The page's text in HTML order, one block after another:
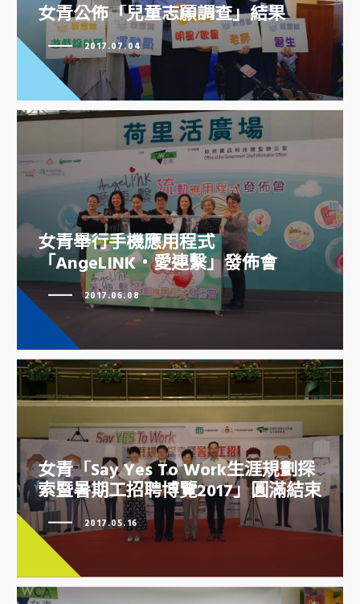
女青公佈「兒童志願調查」結果
2017.07.04
女青舉行手機應用程式
「AngeLINK‧愛連繫」發佈會
女青舉行手機應用程式
「AngeLINK‧愛連繫」發佈會
2017.06.08
女青「Say Yes To Work生涯規劃
探索暨暑期工招聘博覽2017」圓滿
結束
女青「Say Yes To Work生涯規劃探
索暨暑期工招聘博覽2017」圓滿結束
2017.05.16